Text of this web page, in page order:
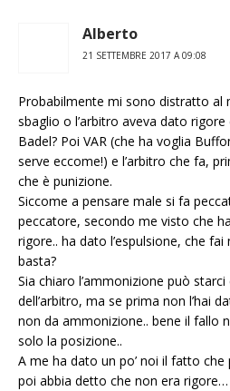
Alberto
21 SETTEMBRE 2017 A 09:08
Probabilmente mi sono distratto al
sbaglio o l’arbitro aveva dato
Badel? Poi VAR (che ha voglia
serve eccome!) e l’arbitro che fa,
che è punizione.
Siccome a pensare male si fa
peccatore, secondo me visto che
rigore.. ha dato l’espulsione, che
basta?
Sia chiaro l’ammonizione può
dell’arbitro, ma se prima non l’hai
non da ammonizione.. bene il fallo
solo la posizione..
A me ha dato un po’ noi il fatto
poi abbia detto che non era